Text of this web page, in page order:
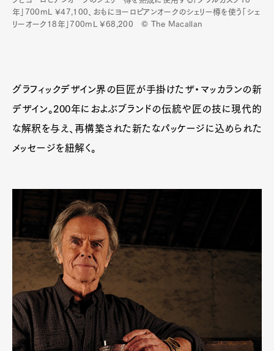
年」700mL ¥47,100、おもにヨーロピアンオークのシェリー樽を使う「シェ
リーオーク18年」700mL ¥68,200 © The Macallan
グラフィックデザイン界の巨匠が手掛けたザ・マッカランの新
デザイン。200年におよぶブランドの伝統や匠の技に現代的
な解釈を与え、再構築された新たなパッケージに込められた
メッセージを紐解く。